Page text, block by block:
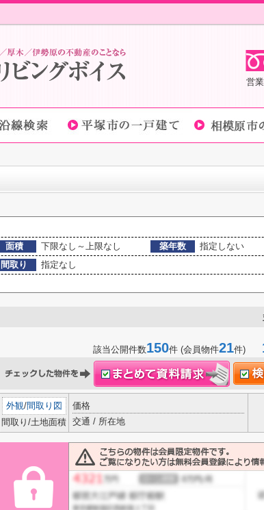
営
面積 下限なし～上限なし 築年数
指定しない
間取り
指定なし
該当公開件数150件 (会員物件21件)
外観/間取り図
間取り/土地面積
価格
交通 / 所在地